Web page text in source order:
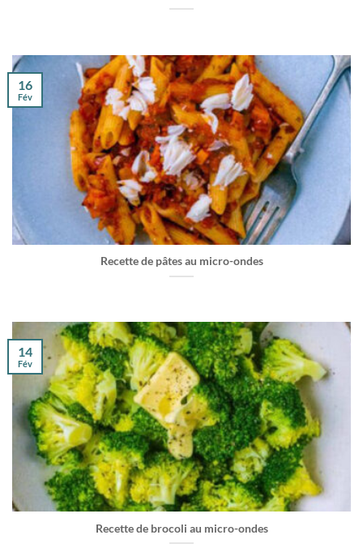
Recette de pâtes au micro-ondes
16
Fév
Recette de brocoli au micro-ondes
14
Fév